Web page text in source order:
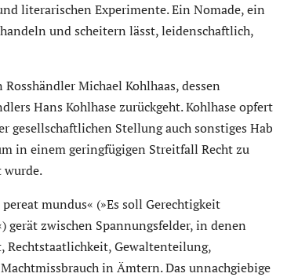
literarischen Experimente. Ein Nomade, ein
und scheitern lässt, leidenschaftlich,
Michael Kohlhaas, dessen
Hans Kohlhase zurückgeht. Kohlhase opfert
gesellschaftlichen Stellung auch sonstiges Hab
in einem geringfügigen Streitfall Recht zu
wurde.
mundus« (»Es soll Gerechtigkeit
gerät zwischen Spannungsfelder, in denen
Rechtstaatlichkeit, Gewaltenteilung,
in Ämtern. Das unnachgiebige